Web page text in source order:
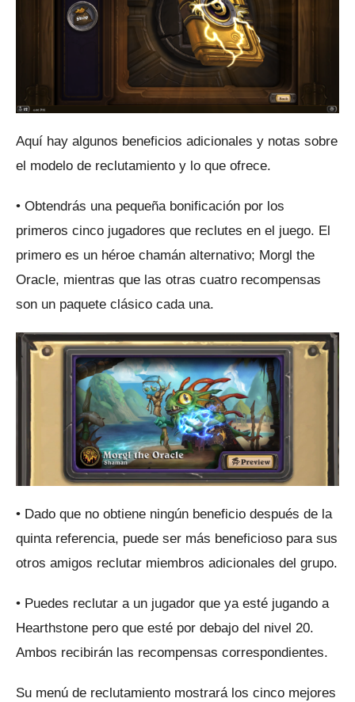
Aquí hay algunos beneficios adicionales y notas sobre
el modelo de reclutamiento y lo que ofrece.
• Obtendrás una pequeña bonificación por los
primeros cinco jugadores que reclutes en el juego. El
primero es un héroe chamán alternativo; Morgl the
Oracle, mientras que las otras cuatro recompensas
son un paquete clásico cada una.
• Dado que no obtiene ningún beneficio después de la
quinta referencia, puede ser más beneficioso para sus
otros amigos reclutar miembros adicionales del grupo.
• Puedes reclutar a un jugador que ya esté jugando a
Hearthstone pero que esté por debajo del nivel 20.
Ambos recibirán las recompensas correspondientes.
Su menú de reclutamiento mostrará los cinco mejores